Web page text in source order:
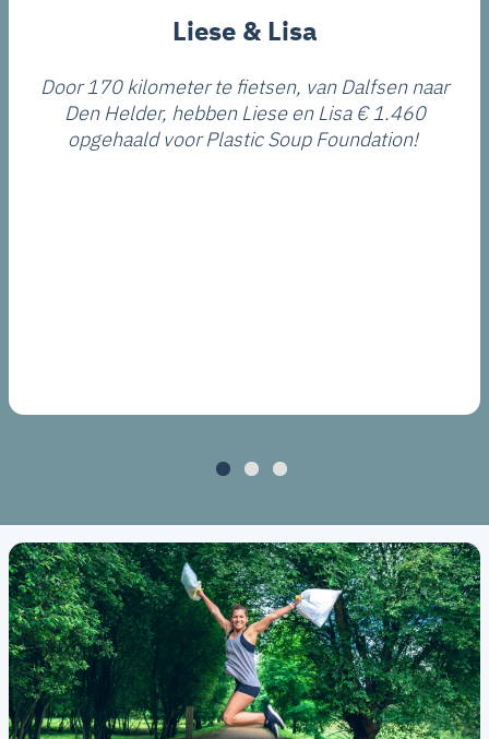
Liese & Lisa
Door 170 kilometer te fietsen, van Dalfsen naar
Den Helder, hebben Liese en Lisa € 1.460
opgehaald voor Plastic Soup Foundation!